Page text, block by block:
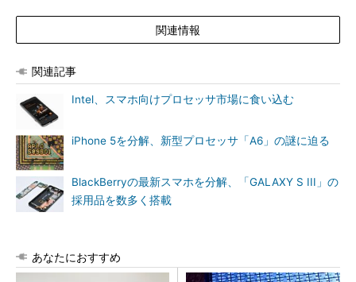
関連情報
関連記事
Intel、スマホ向けプロセッサ市場に食い込む
iPhone 5を分解、新型プロセッサ「A6」の謎に迫る
BlackBerryの最新スマホを分解、「GALAXY S III」の
採用品を数多く搭載
あなたにおすすめ